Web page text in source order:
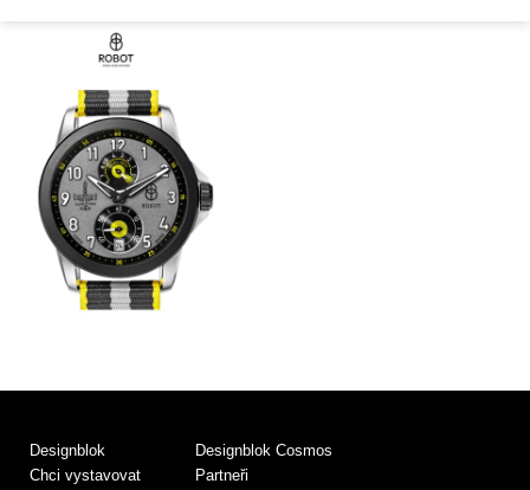
Designblok
Chci vystavovat
Designblok Cosmos
Partneři